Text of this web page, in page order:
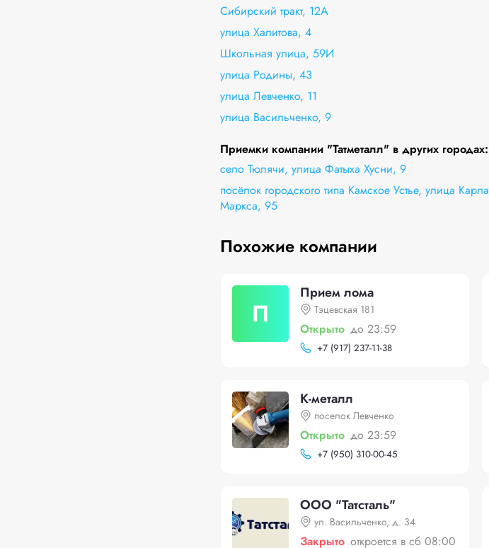
Сибирский тракт, 12А
улица Халитова, 4
Школьная улица, 59И
улица Родины, 43
улица Левченко, 11
улица Васильченко, 9
Приемки компании "Татметалл" в других городах:
село Тюлячи, улица Фатыха Хусни, 9
посёлок городского типа Камское Устье, улица Карла
Маркса, 95
Похожие компании
П
Прием лома
Тэцевская 181
Открыто до 23:59
+7 (917) 237-11-38
К-металл
поселок Левченко
Открыто до 23:59
+7 (950) 310-00-45
ООО "Татсталь"
ул. Васильченко, д. 34
Закрыто откроется в сб 08:00